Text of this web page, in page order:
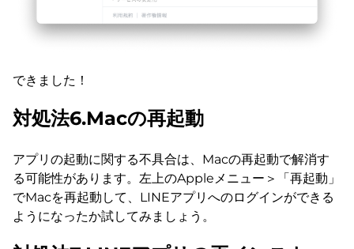
できました！
対処法6.Macの再起動
アプリの起動に関する不具合は、Macの再起動で解消す
る可能性があります。左上のAppleメニュー＞「再起動」
でMacを再起動して、LINEアプリへのログインができる
ようになったか試してみましょう。